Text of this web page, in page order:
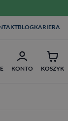
I POMIAR W
BLOGKARIERA
KONTO KOSZYK